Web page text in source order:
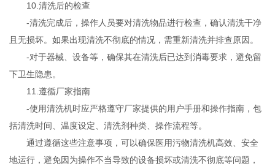
10.清洗后的检查
-清洗完成后，操作人员要对清洗物品进行检查，确认清洗干净
且无损坏。如果出现清洗不彻底的情况，需重新清洗并排查原因。
-对于器械、设备等，确保其在清洗后已达到消毒要求，避免留
下卫生隐患。
11.遵循厂家指南
-使用清洗机时应严格遵守厂家提供的用户手册和操作指南，包
括清洗时间、温度设定、清洗剂种类、操作流程等。
通过遵循这些注意事项，可以确保医用污物清洗机高效、安全
地运行，避免因为操作不当导致的设备损坏或清洗不彻底等问题，